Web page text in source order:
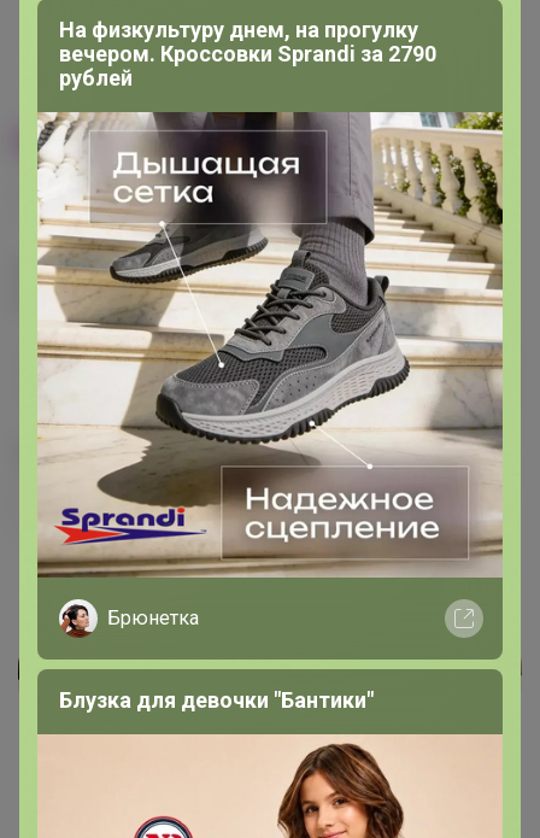
100% оригинал
24 32 480 560 680
Эксклюзивный товар, доступен для
опытных пользователей 24-ok.ru
от 248 680,40р
486 320,40р
Орг. 480,40р
Доставка
260,80р
Цвет
Фиолетовый Зелёный Розовый
Как сделать заказ?
На физкультуру днем, на прогулку
вечером. Кроссовки Sprandi за 2790
рублей
Брюнетка
Блузка для девочки "Бантики"